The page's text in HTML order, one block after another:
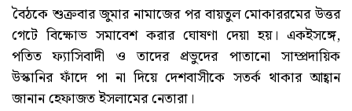
বৈঠকে শুক্রবার জুমার নামাজের পর বায়তুল মোকাররমের উত্তর
গেটে বিক্ষোভ সমাবেশ করার ঘোষণা দেয়া হয়। একইসঙ্গে,
পতিত ফ্যাসিবাদী ও তাদের প্রভুদের পাতানো সাম্প্রদায়িক
উস্কানির ফাঁদে পা না দিয়ে দেশবাসীকে সতর্ক থাকার আহ্বান
জানান হেফাজত ইসলামের নেতারা।